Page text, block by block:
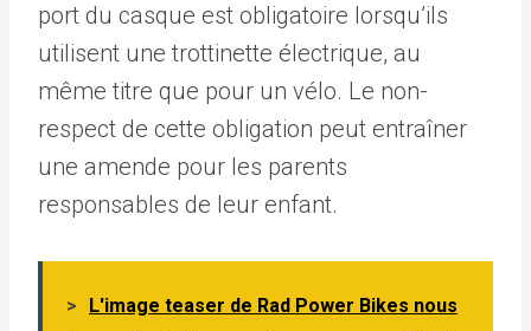
port du casque est obligatoire lorsqu’ils
utilisent une trottinette électrique, au
même titre que pour un vélo. Le non-
respect de cette obligation peut entraîner
une amende pour les parents
responsables de leur enfant.
>
L'image teaser de Rad Power Bikes nous